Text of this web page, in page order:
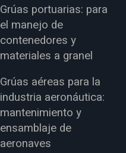
Grúas portuarias: para
el manejo de
contenedores y
materiales a granel
Grúas aéreas para la
industria aeronáutica:
mantenimiento y
ensamblaje de
aeronaves